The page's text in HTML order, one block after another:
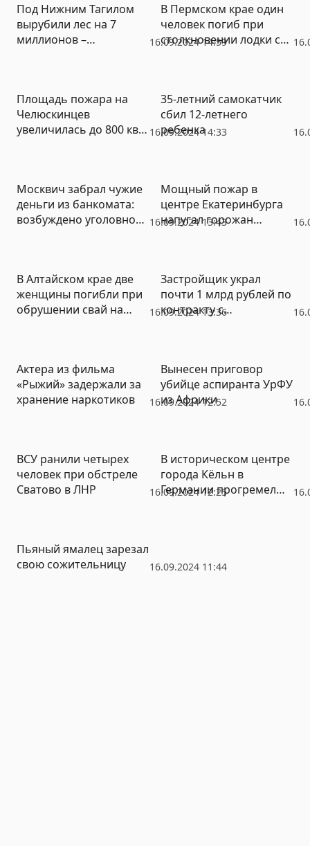
16.09.2024 14:59
Под Нижним Тагилом
вырубили лес на 7
миллионов –
В Пермском крае один
человек погиб при
столкновении лодки с
16.09.2024 14:33
Площадь пожара на
Челюскинцев
увеличилась до 800 кв.
35-летний самокатчик
сбил 12-летнего
ребенка
16.09.2024 13:43
Москвич забрал чужие
деньги из банкомата:
возбуждено уголовное
Мощный пожар в
центре Екатеринбурга
напугал горожан
16.09.2024 13:36
В Алтайском крае две
женщины погибли при
обрушении свай на
Застройщик украл
почти 1 млрд рублей по
контракту с
16.09.2024 12:52
Актера из фильма
«Рыжий» задержали за
хранение наркотиков
Вынесен приговор
убийце аспиранта УрФУ
из Африки
16.09.2024 12:25
ВСУ ранили четырех
человек при обстреле
Сватово в ЛНР
В историческом центре
города Кёльн в
Германии прогремел
16.09.2024 11:44
Пьяный ямалец зарезал
свою сожительницу